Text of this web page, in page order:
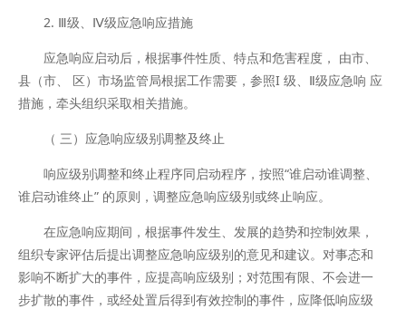
2. Ⅲ级、Ⅳ级应急响应措施
应急响应启动后，根据事件性质、特点和危害程度， 由市、
县（市、 区）市场监管局根据工作需要，参照I 级、Ⅱ级应急响 应
措施，牵头组织采取相关措施。
（ 三）应急响应级别调整及终止
响应级别调整和终止程序同启动程序，按照“谁启动谁调整、
谁启动谁终止” 的原则，调整应急响应级别或终止响应。
在应急响应期间，根据事件发生、发展的趋势和控制效果，
组织专家评估后提出调整应急响应级别的意见和建议。对事态和
影响不断扩大的事件，应提高响应级别；对范围有限、不会进一
步扩散的事件，或经处置后得到有效控制的事件，应降低响应级